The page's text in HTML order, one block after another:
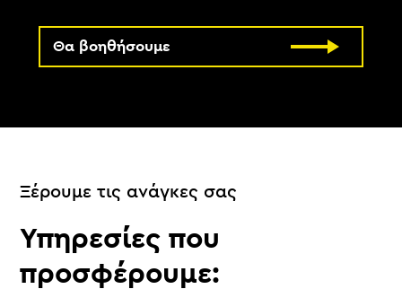
Θα βοηθήσουμε
Ξέρουμε τις ανάγκες σας
Υπηρεσίες που
προσφέρουμε: